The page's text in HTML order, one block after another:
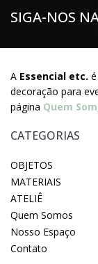
SIGA-NOS
A Essencial etc.
decoração para
página Quem
CATEGORIAS
OBJETOS
MATERIAIS
ATELIÊ
Quem Somos
Nosso Espaço
Contato